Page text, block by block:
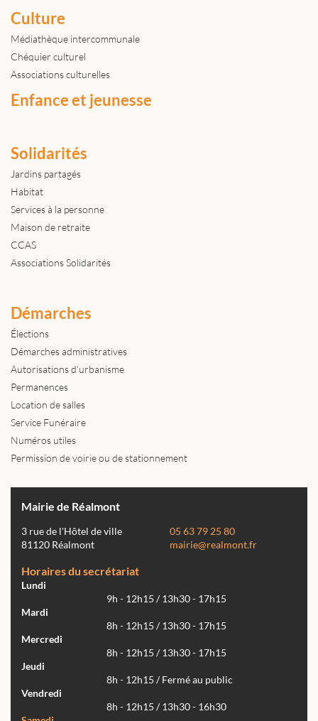
Culture
Médiathèque intercommunale
Chéquier culturel
Associations culturelles
Enfance et jeunesse
Solidarités
Jardins partagés
Habitat
Services à la personne
Maison de retraite
CCAS
Associations Solidarités
Démarches
Élections
Démarches administratives
Autorisations d'urbanisme
Permanences
Location de salles
Service Funéraire
Numéros utiles
Permission de voirie ou de stationnement
Mairie de Réalmont
3 rue de l'Hôtel de ville
81120 Réalmont
05 63 79 25 80
mairie@realmont.fr
Horaires du secrétariat
Lundi
9h - 12h15 / 13h30 - 17h15
Mardi
8h - 12h15 / 13h30 - 17h15
Mercredi
8h - 12h15 / 13h30 - 17h15
Jeudi
8h - 12h15 / Fermé au public
Vendredi
8h - 12h15 / 13h30 - 16h30